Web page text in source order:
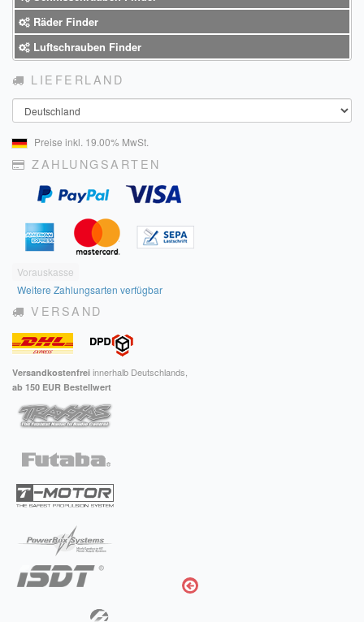
Räder Finder
Luftschrauben Finder
LIEFERLAND
Land
Preise inkl. 19.00% MwSt.
ZAHLUNGSARTEN
Vorauskasse
Weitere Zahlungsarten verfügbar
VERSAND
Versandkostenfrei innerhalb Deutschlands,
ab 150 EUR Bestellwert